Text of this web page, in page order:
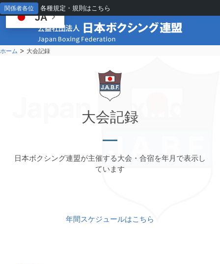
関係者各位 各種規定・規則はこちら
ホーム > 大会記録
Japan Boxing
大会記録
日本ボクシング連盟が主催する大会・合宿を年月で表示し
ています
年間スケジュールはこちら
JA